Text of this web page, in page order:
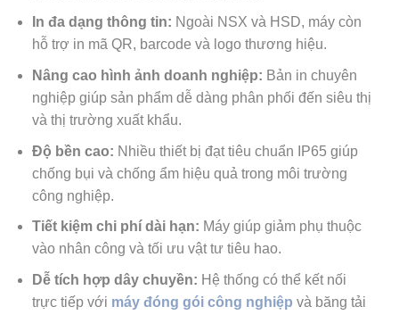
In đa dạng thông tin: Ngoài NSX và HSD, máy còn
hỗ trợ in mã QR, barcode và logo thương hiệu.
Nâng cao hình ảnh doanh nghiệp: Bản in chuyên
nghiệp giúp sản phẩm dễ dàng phân phối đến siêu thị
và thị trường xuất khẩu.
Độ bền cao: Nhiều thiết bị đạt tiêu chuẩn IP65 giúp
chống bụi và chống ẩm hiệu quả trong môi trường
công nghiệp.
Tiết kiệm chi phí dài hạn: Máy giúp giảm phụ thuộc
vào nhân công và tối ưu vật tư tiêu hao.
Dễ tích hợp dây chuyền: Hệ thống có thể kết nối
trực tiếp với máy đóng gói công nghiệp và băng tải